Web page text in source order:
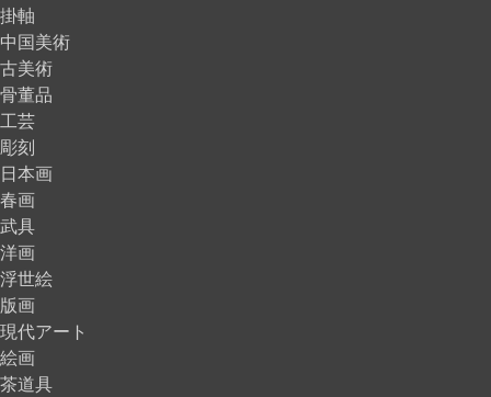
掛軸
中国美術
古美術
骨董品
工芸
彫刻
日本画
春画
武具
洋画
浮世絵
版画
現代アート
絵画
茶道具